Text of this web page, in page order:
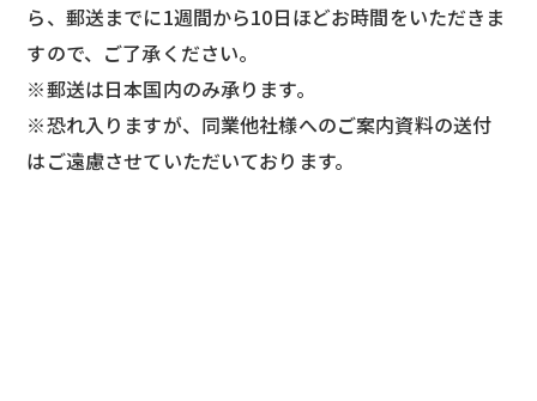
ら、郵送までに1週間から10日ほどお時間をいただきま
すので、ご了承ください。
※郵送は日本国内のみ承ります。
※恐れ入りますが、同業他社様へのご案内資料の送付
はご遠慮させていただいております。